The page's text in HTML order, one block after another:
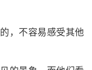
，不容易感受其他